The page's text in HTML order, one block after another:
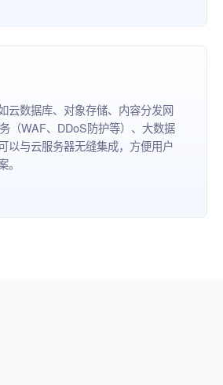
云数据库、对象存储、内容分发网
（WAF、DDoS防护等）、大数据
以与云服务器无缝集成，方便用户